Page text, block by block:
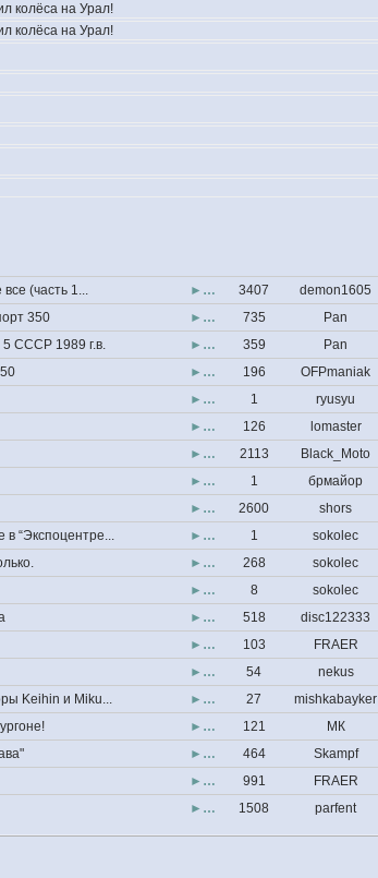
колёса на Урал!
колёса на Урал!
(часть 1... ►… 3407 demon1605
350 ►… 735 Pan
СССР 1989 г.в. ►… 359 Pan
►… 196 OFPmaniak
►… 1 ryusyu
►… 126 lomaster
►… 2113 Black_Moto
►… 1 брмайор
►… 2600 shors
“Экспоцентре... ►… 1 sokolec
►… 268 sokolec
►… 8 sokolec
►… 518 disc122333
►… 103 FRAER
►… 54 nekus
Keihin и Miku... ►… 27 mishkabayker
►… 121 МК
►… 464 Skampf
►… 991 FRAER
►… 1508 parfent